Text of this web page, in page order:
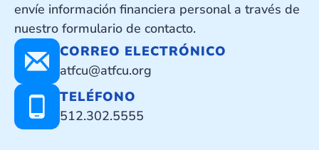
envíe información financiera personal a través de
nuestro formulario de contacto.
CORREO ELECTRÓNICO
atfcu@atfcu.org
TELÉFONO
512.302.5555